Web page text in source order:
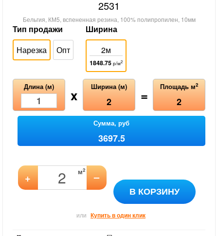
2531
Бельгия, КМ5, вспененная резина, 100% полипропилен, 10мм
Тип продажи
Нарезка
Опт
Ширина
2м
1848.75 р/м2
Длина (м) x Ширина (м)
2 = Площадь м2
2
Сумма, руб
3697.5
+ м2 –
В КОРЗИНУ
или Купить в один клик